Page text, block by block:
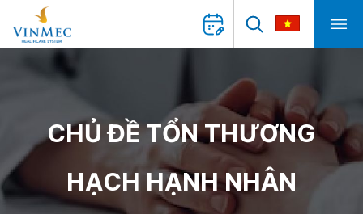
CHỦ ĐỀ TỔN THƯƠNG
HẠCH HẠNH NHÂN